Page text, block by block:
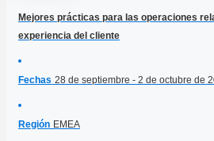
Mejores prácticas para las operaciones
experiencia del cliente
Fechas 28 de septiembre - 2 de octubre de
Región EMEA